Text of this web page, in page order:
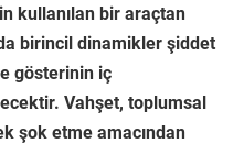
kullanılan bir araçtan
birincil dinamikler şiddet
gösterinin iç
Vahşet, toplumsal
şok etme amacından